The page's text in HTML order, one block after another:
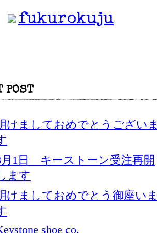
fukurokuju
POST
けましておめでとうございま
1日 キーストーン受注再開
ます
けましておめでとう御座いま
shoe co.